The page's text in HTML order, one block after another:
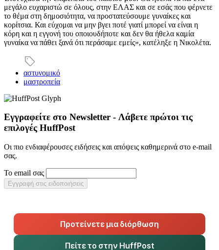
μεγάλο ευχαριστώ σε όλους, στην ΕΛΑΣ και σε εσάς που φέρνετε
το θέμα στη δημοσιότητα, να προστατεύσουμε γυναίκες και
κορίτσια. Και εύχομαι να μην βγει ποτέ γιατί μπορεί να είναι η
κόρη και η εγγονή του οποιουδήποτε και δεν θα ήθελα καμία
γυναίκα να πάθει ξανά ότι περάσαμε εμείς», κατέληξε η Νικολέτα.
αστυνομικό
μαστροπεία
Εγγραφείτε στο Newsletter - Λάβετε πρώτοι τις
επιλογές HuffPost
Οι πιο ενδιαφέρουσες ειδήσεις και απόψεις καθημερινά στο e-mail
σας.
Το email σας
Εγγραφή στις ειδοποιήσεις
Προτείνετε μια διόρθωση
Πείτε το στην HuffPost